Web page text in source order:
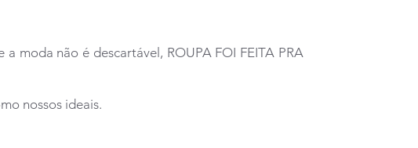
moda não é descartável, ROUPA FOI FEITA PRA
nossos ideais.